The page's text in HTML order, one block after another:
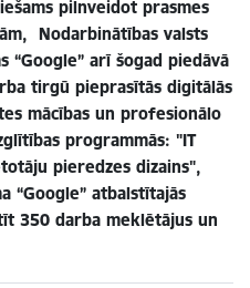
pilnveidot prasmes
Nodarbinātības valsts
“Google” arī šogad piedāvā
tirgū pieprasītās digitālās
mācības un profesionālo
programmās: "IT
pieredzes dizains",
“Google” atbalstītajās
350 darba meklētājus un